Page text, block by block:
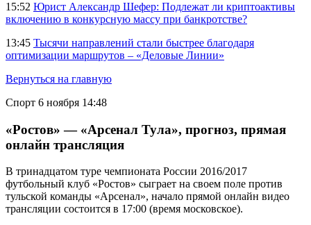
15:52 Юрист Александр Шефер: Подлежат ли криптоактивы
включению в конкурсную массу при банкротстве?
13:45 Тысячи направлений стали быстрее благодаря
оптимизации маршрутов – «Деловые Линии»
Вернуться на главную
Спорт 6 ноября 14:48
«Ростов» — «Арсенал Тула», прогноз, прямая
онлайн трансляция
В тринадцатом туре чемпионата России 2016/2017
футбольный клуб «Ростов» сыграет на своем поле против
тульской команды «Арсенал», начало прямой онлайн видео
трансляции состоится в 17:00 (время московское).